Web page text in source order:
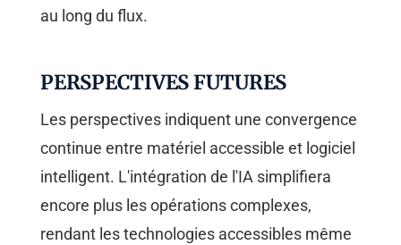
au long du flux.
PERSPECTIVES FUTURES
Les perspectives indiquent une convergence
continue entre matériel accessible et logiciel
intelligent. L'intégration de l'IA simplifiera
encore plus les opérations complexes,
rendant les technologies accessibles même